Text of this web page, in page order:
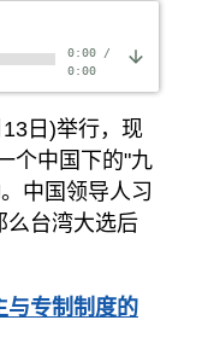
0:00/
0:00
日)举行，现
个中国下的"九
中国领导人习
么台湾大选后
与专制制度的